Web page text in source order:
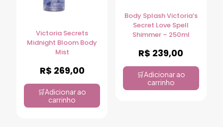
Victoria Secrets
Midnight Bloom Body
Mist
R$ 269,00
Adicionar ao
carrinho
Body Splash Victoria’s
Secret Love Spell
Shimmer – 250ml
R$ 239,00
Adicionar ao
carrinho